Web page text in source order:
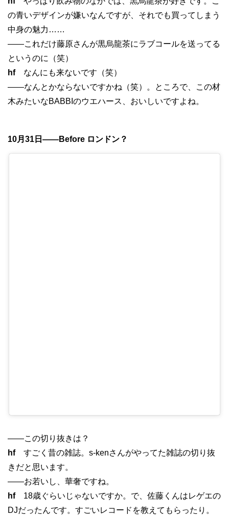
の青いデザインが嫌いなんですが、それでも買ってしまう
中身の魅力……
——これだけ藤原さんが黒烏龍茶にラブコールを送ってる
というのに（笑）
hfなんにも来ないです（笑）
——なんとかならないですかね（笑）。ところで、この材
木みたいなBABBIのウエハース、おいしいですよね。
10月31日——Before ロンドン？
——この切り抜きは？
hfすごく昔の雑誌。s-kenさんがやってた雑誌の切り抜
きだと思います。
——お若いし、華奢ですね。
hf18歳ぐらいじゃないですか。で、佐藤くんはレゲエの
DJだったんです。すごいレコードを教えてもらったり。